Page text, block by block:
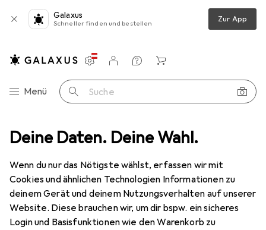
Deine Daten. Deine Wahl.
Wenn du nur das Nötigste wählst, erfassen wir mit
Cookies und ähnlichen Technologien Informationen zu
deinem Gerät und deinem Nutzungsverhalten auf unserer
Website. Diese brauchen wir, um dir bspw. ein sicheres
Login und Basisfunktionen wie den Warenkorb zu
Galaxus
Schneller finden und bestellen Zur App
Navigation nach Kategorien
Menü Suche
Einstellungen
Kundenkonto
Vergleichslisten
Merklisten
Warenkorb
Bastelperlen Creativ Company Holzperlen
9 Bilder
MENGENRABATT